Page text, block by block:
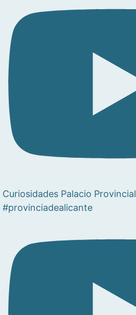
Curiosidades Palacio Provincial
#provinciadealicante